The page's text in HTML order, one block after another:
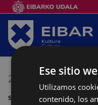
23/06/2017 13:30 -
SANJUANAK 2017
Ese sitio
Utilizamos
contenido, los